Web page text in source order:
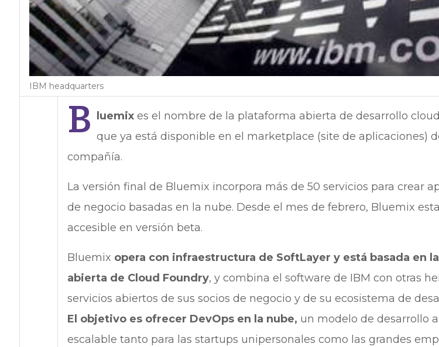
IBM headquarters
B luemixes el nombre de la plataforma abierta de desarrollo
que ya está disponible en el marketplace (site de aplicaciones)
compañía.
La versión final de Bluemix incorpora más de 50 servicios para crear
de negocio basadas en la nube. Desde el mes de febrero, Bluemix
accesible en versión beta.
Bluemix opera con infraestructura de SoftLayer y está basada en
abierta de Cloud Foundry, y combina el software de IBM con otras
servicios abiertos de sus socios de negocio y de su ecosistema de
El objetivo es ofrecer DevOps en la nube, un modelo de desarrollo
escalable tanto para las startups unipersonales como las grandes